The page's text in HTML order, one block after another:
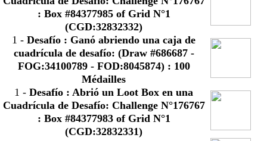
: Box #84377985 of Grid N°1
(CGD:32832332)
1 -Desafío : Ganó abriendo una caja de
cuadrícula de desafío: (Draw #686687 -
FOG:34100789 - FOD:8045874) : 100
Médailles
1 -Desafío : Abrió un Loot Box en una
Cuadrícula de Desafío: Challenge N°176767
: Box #84377983 of Grid N°1
(CGD:32832331)